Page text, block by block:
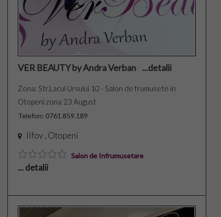
Copii
Culinar
Cuplu
Moda
Sanatate
Evenimente
Make-up Virtual iOS
VER BEAUTY by Andra Verban ...detalii
Zona: Str.Lacul Ursului 10 - Salon de frumusete in
Otopeni zona 23 August
Telefon: 0761.859.189
Ilfov , Otopeni
Salon de Infrumusetare
... detalii